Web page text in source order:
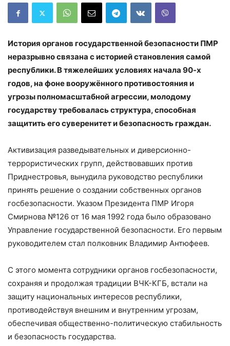
История органов государственной безопасности ПМР
неразрывно связана с историей становления самой
республики. В тяжелейших условиях начала 90-х
годов, на фоне вооружённого противостояния и
угрозы полномасштабной агрессии, молодому
государству требовалась структура, способная
защитить его суверенитет и безопасность граждан.
Активизация разведывательных и диверсионно-
террористических групп, действовавших против
Приднестровья, вынудила руководство республики
принять решение о создании собственных органов
госбезопасности. Указом Президента ПМР Игоря
Смирнова №126 от 16 мая 1992 года было образовано
Управление государственной безопасности. Его первым
руководителем стал полковник Владимир Антюфеев.
С этого момента сотрудники органов госбезопасности,
сохраняя и продолжая традиции ВЧК-КГБ, встали на
защиту национальных интересов республики,
противодействуя внешним и внутренним угрозам,
обеспечивая общественно-политическую стабильность
и безопасность государства.